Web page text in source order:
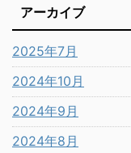
アーカイブ
2025年7月
2024年10月
2024年9月
2024年8月